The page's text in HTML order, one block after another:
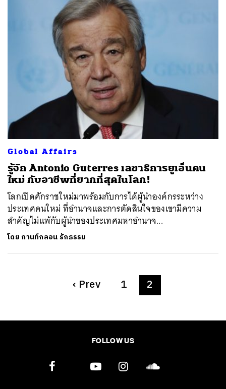
Global Affairs
รู้จัก Antonio Guterres เลขาธิการยูเอ็นคน
ใหม่ กับอาชีพที่ยากที่สุดในโลก!
โลกเปิดศักราชใหม่มาพร้อมกับการได้ผู้นำองค์กรระหว่าง
ประเทศคนใหม่ ที่อำนาจและการตัดสินใจของเขามีความ
สำคัญไม่แพ้กับผู้นำของประเทศมหาอำนาจ...
โดย กานท์กลอน รักธรรม
‹ Prev 1 2
FOLLOW US